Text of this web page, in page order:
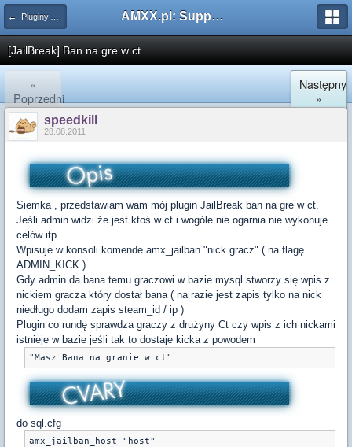
← Pluginy AMXX AMXX.pl: Support AMX Mod X i SourceMod
[JailBreak] Ban na gre w ct
«
Poprzedni
Następny
»
speedkill
28.08.2011
Siemka , przedstawiam wam mój plugin JailBreak ban na gre w ct.
Jeśli admin widzi że jest ktoś w ct i wogóle nie ogarnia nie wykonuje
celów itp.
Wpisuje w konsoli komende amx_jailban "nick gracz" ( na flagę
ADMIN_KICK )
Gdy admin da bana temu graczowi w bazie mysql stworzy się wpis z
nickiem gracza który dostał bana ( na razie jest zapis tylko na nick
niedługo dodam zapis steam_id / ip )
Plugin co rundę sprawdza graczy z drużyny Ct czy wpis z ich nickami
istnieje w bazie jeśli tak to dostaje kicka z powodem
"Masz Bana na granie w ct"
do sql.cfg
amx_jailban_host "host"